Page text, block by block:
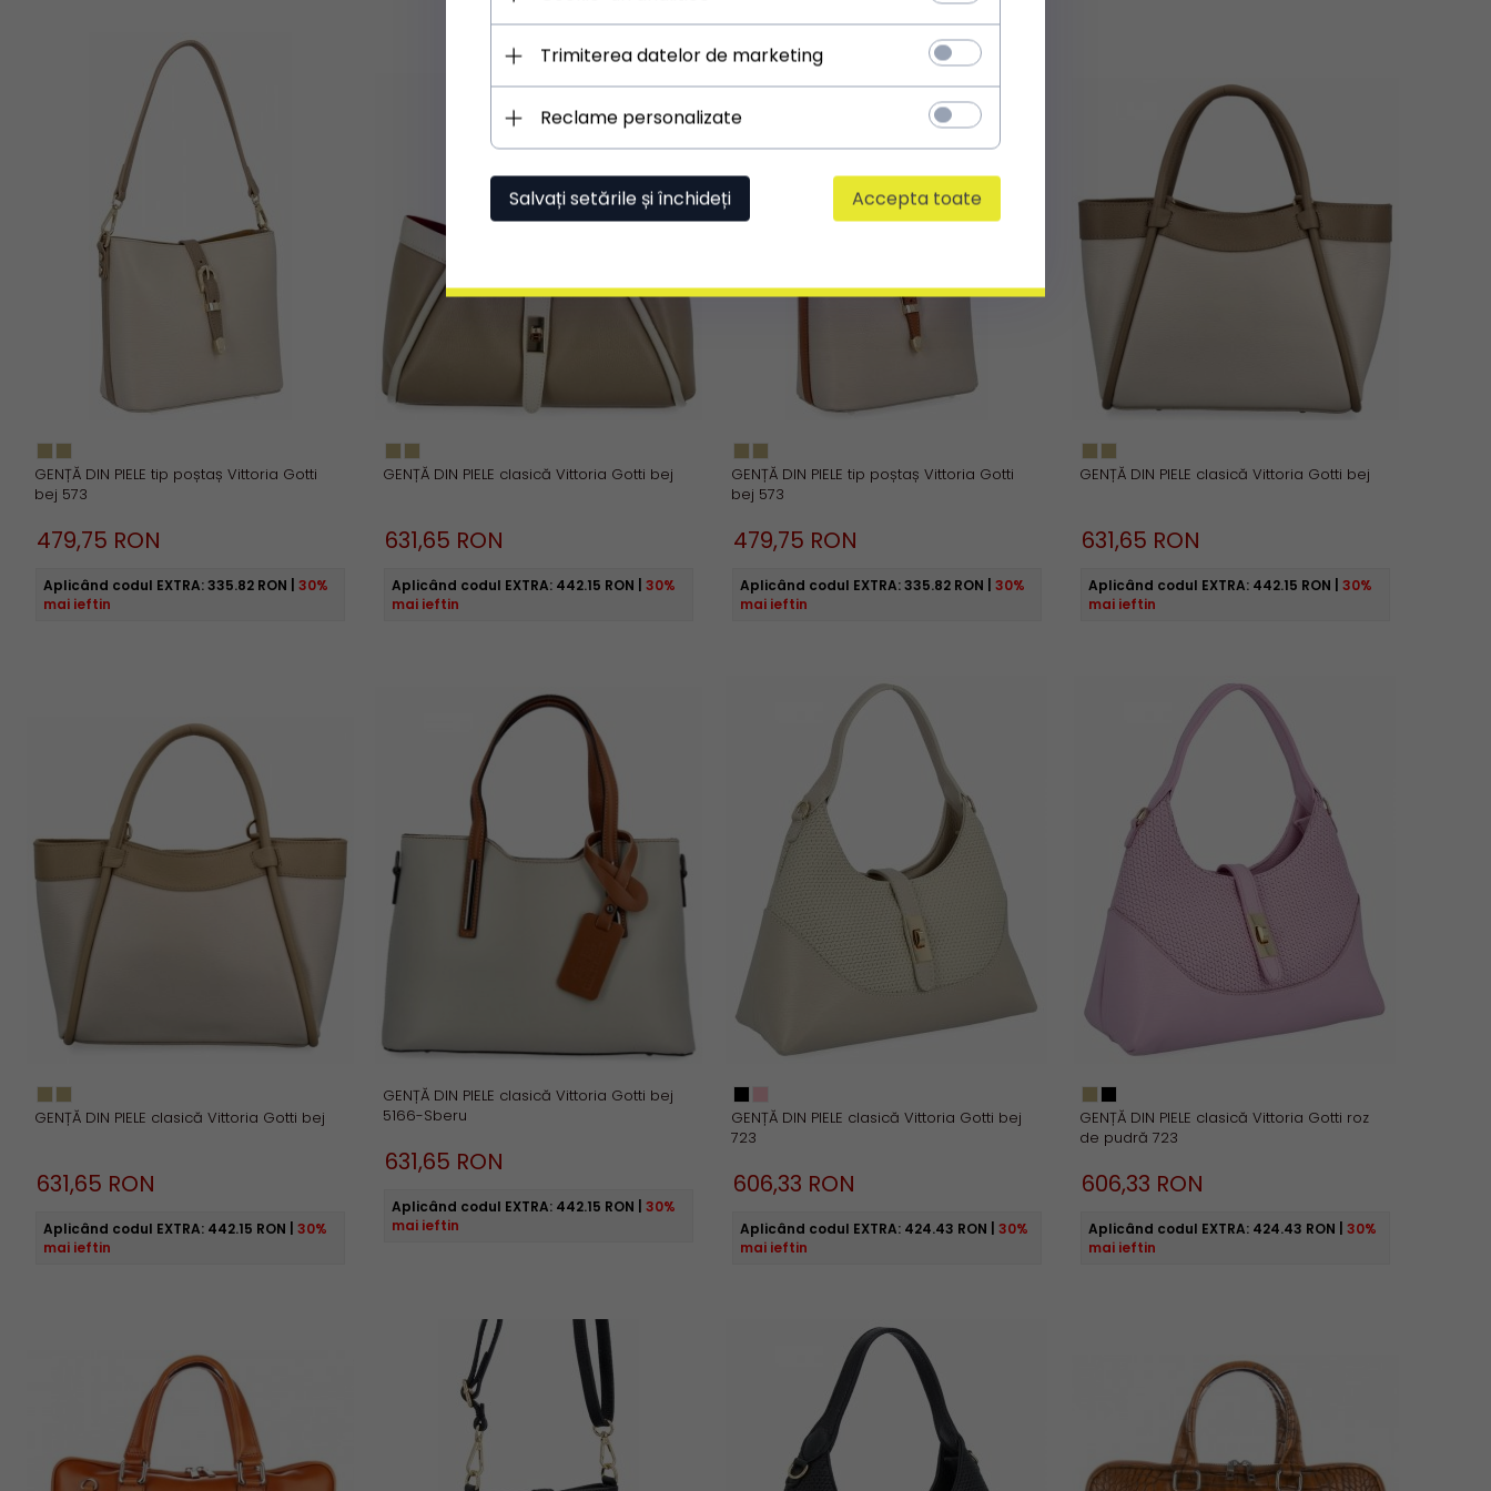
GENȚĂ DIN PIELE tip poștaș Vittoria Gotti
bej 573
479,75 RON
Aplicând codul EXTRA:335.82 RON
30%
mai ieftin
GENȚĂ DIN PIELE clasică Vittoria Gotti bej
631,65 RON
Aplicând codul EXTRA: 442.15 RON
30%
mai ieftin
GENȚĂ DIN PIELE tip poștaș Vittoria Gotti
bej 573
479,75 RON
Aplicând codul EXTRA:335.82 RON
30%
mai ieftin
GENȚĂ DIN PIELE clasică Vittoria Gotti bej
631,65 RON
Aplicând codul EXTRA: 442.15 RON
30%
mai ieftin
GENȚĂ DIN PIELE clasică Vittoria Gotti bej
631,65 RON
Aplicând codul EXTRA: 442.15 RON
30%
mai ieftin
GENȚĂ DIN PIELE clasică Vittoria Gotti bej
5166-Sberu
631,65 RON
Aplicând codul EXTRA: 442.15 RON
30%
mai ieftin
GENȚĂ DIN PIELE clasică Vittoria Gotti bej
723
606,33 RON
Aplicând codul EXTRA: 424.43 RON
30%
mai ieftin
GENȚĂ DIN PIELE clasică Vittoria Gotti roz
de pudră 723
606,33 RON
Aplicând codul EXTRA: 424.43 RON
30%
mai ieftin
Trimiterea datelor de marketing
Reclame personalizate
Salvați setările și închideți Accepta toate